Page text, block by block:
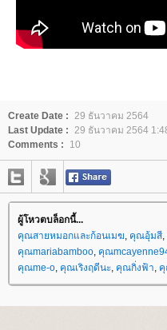
Create Date : 29 ธันวาคม 2564
Last Update : 29 ธันวาคม 2564
Comments :
10
ผู้โหวตบล็อกนี้...
คุณสายหมอกและก้อนเมฆ, คุณอุ้มสี,
คุณmariabamboo, คุณ
คุณme-o, คุณเริงฤดีนะ, คุณกิ่งฟ้า,